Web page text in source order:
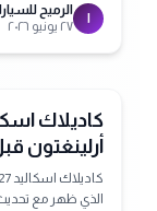
هجين 1.6
ا
الرميح
٢٧ يونيو ٢٠٢٦
مميز
أرلينغتون